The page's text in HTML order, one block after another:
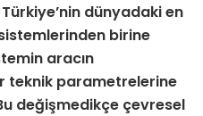
dünyadaki en
birine
aracın
teknik parametrelerine
değişmedikçe çevresel